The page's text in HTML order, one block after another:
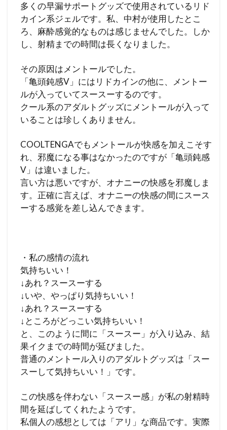
多くの早漏サポートグッズで使用されているリド
カイン系ジェルです。私、中村が使用したとこ
ろ、麻酔感覚的なものは感じませんでした。しか
し、射精までの時間は長くなりました。
その原因はメントールでした。
「亀頭鈍感V」にはリドカインの他に、メントー
ルが入っていてスースーするのです。
クール系のアダルトグッズにメントールが入って
いることは珍しくありません。
COOLTENGAでもメントールが快感を加えこそす
れ、邪魔になる事はなかったのですが「亀頭鈍感
V」は違いました。
言い方は悪いですが、オナニーの快感を邪魔しま
す。正確に言えば、オナニーの快感の間にスース
ーする感覚を差し込んできます。
・私の感情の流れ
気持ちいい！
↓あれ？スースーする
↓いや、やっぱり気持ちいい！
↓あれ？スースーする
↓ところがどっこい気持ちいい！
と、このように間に「スースー」が入り込み、結
果イクまでの時間が延びました。
普通のメントール入りのアダルトグッズは「スー
スーして気持ちいい！」です。
この快感を伴わない「スースー感」が私の射精時
間を延ばしてくれたようです。
私個人の感想としては「アリ」な商品です。実際